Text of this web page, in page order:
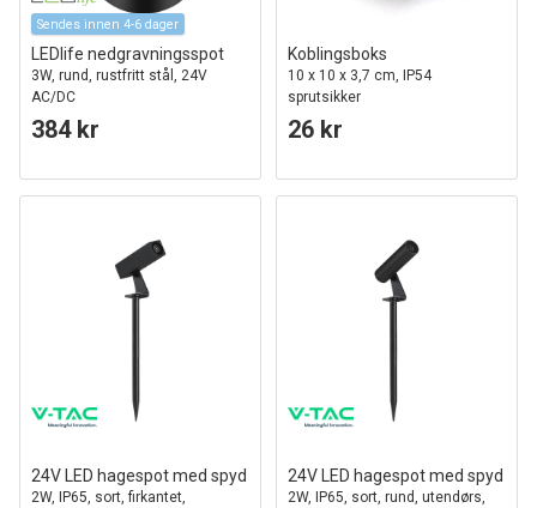
Sendes innen 4-6 dager
LEDlife nedgravningsspot
3W, rund, rustfritt stål, 24V
AC/DC
384 kr
Koblingsboks
10 x 10 x 3,7 cm, IP54
sprutsikker
26 kr
24V LED hagespot med spyd
2W, IP65, sort, firkantet,
24V LED hagespot med spyd
2W, IP65, sort, rund, utendørs,